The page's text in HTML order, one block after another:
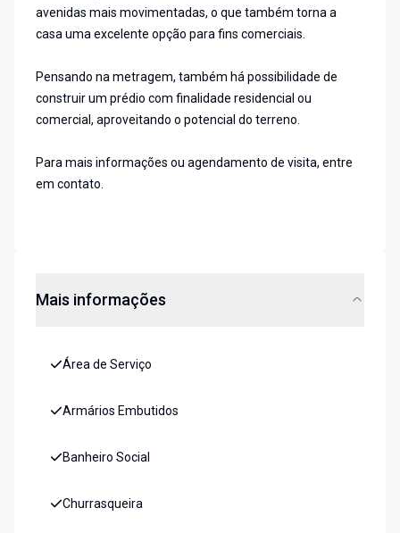
avenidas mais movimentadas, o que também torna a
casa uma excelente opção para fins comerciais.
Pensando na metragem, também há possibilidade de
construir um prédio com finalidade residencial ou
comercial, aproveitando o potencial do terreno.
Para mais informações ou agendamento de visita, entre
em contato.
Mais informações
Área de Serviço
Armários Embutidos
Banheiro Social
Churrasqueira